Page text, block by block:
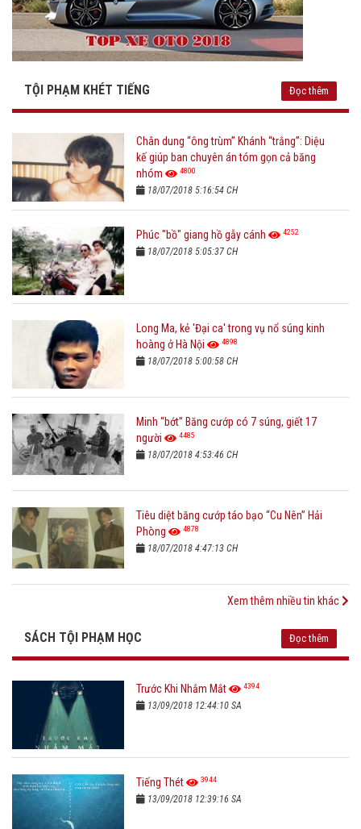
TỘI PHẠM KHÉT TIẾNG Đọc thêm
Chân dung “ông trùm” Khánh “trắng”: Diệu
kế giúp ban chuyên án tóm gọn cả băng
nhóm
4800
18/07/2018 5:16:54 CH
Phúc "bồ" giang hồ gẫy cánh 4252
18/07/2018 5:05:37 CH
Long Ma, kẻ 'Đại ca' trong vụ nổ súng kinh
hoàng ở Hà Nội
4898
18/07/2018 5:00:58 CH
Minh “bớt” Băng cướp có 7 súng, giết 17
người
4485
18/07/2018 4:53:46 CH
Tiêu diệt băng cướp táo bạo “Cu Nên” Hải
Phòng
4878
18/07/2018 4:47:13 CH
Xem thêm nhiều tin khác
SÁCH TỘI PHẠM HỌC Đọc thêm
Trước Khi Nhắm Mắt 4394
13/09/2018 12:44:10 SA
Tiếng Thét 3944
13/09/2018 12:39:16 SA